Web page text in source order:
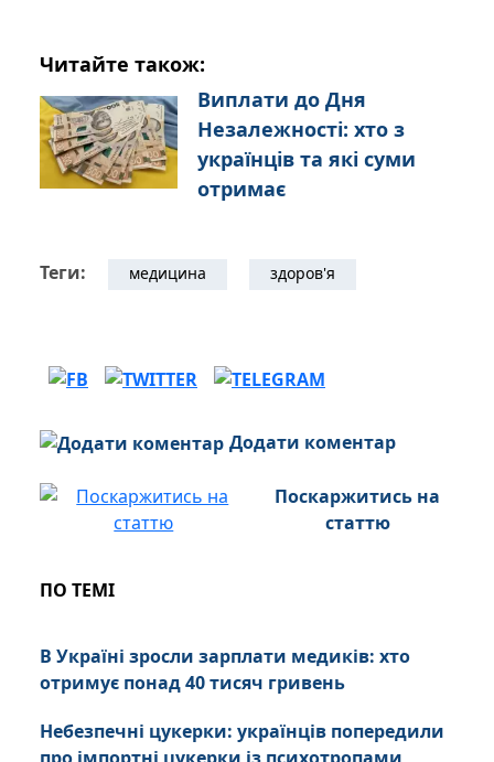
Читайте також:
Виплати до Дня
Незалежності: хто з
українців та які суми
отримає
Теги: медицина здоров'я
Додати коментар
Поскаржитись на
статтю
ПО ТЕМІ
В Україні зросли зарплати медиків: хто
отримує понад 40 тисяч гривень
Небезпечні цукерки: українців попередили